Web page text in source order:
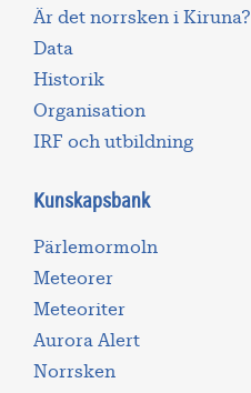
Är det norrsken i Kiruna?
Data
Historik
Organisation
IRF och utbildning
Kunskapsbank
Pärlemormoln
Meteorer
Meteoriter
Aurora Alert
Norrsken